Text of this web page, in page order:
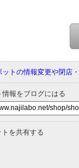
ットの情報変更や閉店
情報をブログにはる
トを共有する